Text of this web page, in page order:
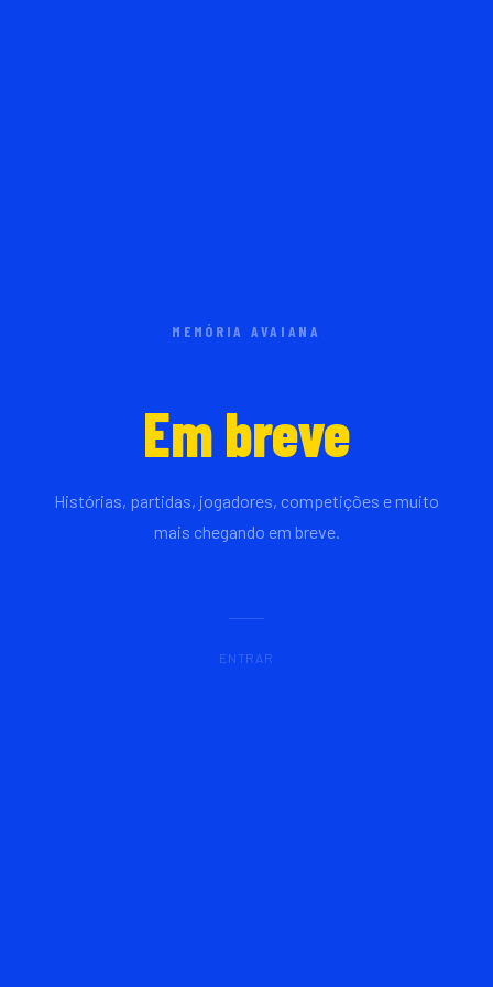
MEMÓRIA AVAIANA
Em breve
Histórias, partidas, jogadores, competições e muito
mais chegando em breve.
ENTRAR